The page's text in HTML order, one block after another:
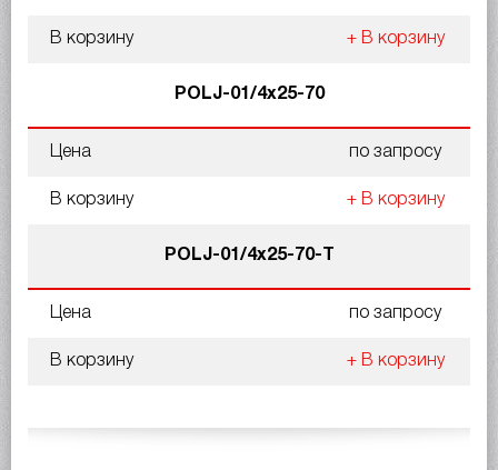
В корзину + В корзину
POLJ-01/4x25-70
Цена по запросу
В корзину + В корзину
POLJ-01/4x25-70-T
Цена по запросу
В корзину + В корзину